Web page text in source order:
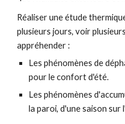
Réaliser une étude
plusieurs jours, voir
appréhender :
Les phénomènes de
pour le confort d'été.
Les phénomènes
la paroi, d'une saison sur